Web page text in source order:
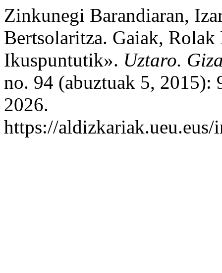
Zinkunegi Barandiaran,
Bertsolaritza. Gaiak, Rolak
Ikuspuntutik». Uztaro.
no. 94 (abuztuak 5, 2015):
2026.
https://